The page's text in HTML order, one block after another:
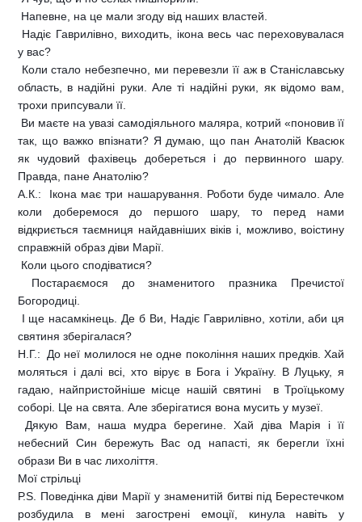
 Напевне, на це мали згоду від наших властей.
 Надіє Гаврилівно, виходить, ікона весь час переховувалася
у вас?
 Коли стало небезпечно, ми перевезли її аж в Станіславську
область, в надійні руки. Але ті надійні руки, як відомо вам,
трохи припсували її.
 Ви маєте на увазі самодіяльного маляра, котрий «поновив її
так, що важко впізнати? Я думаю, що пан Анатолій Квасюк
як чудовий фахівець добереться і до первинного шару.
Правда, пане Анатолію?
А.К.:  Ікона має три нашарування. Роботи буде чимало. Але
коли доберемося до першого шару, то перед нами
відкриється таємниця найдавніших віків і, можливо, воістину
справжній образ діви Марії.
 Коли цього сподіватися?
 Постараємося до знаменитого празника Пречистої
Богородиці.
 І ще насамкінець. Де б Ви, Надіє Гаврилівно, хотіли, аби ця
святиня зберігалася?
Н.Г.:  До неї молилося не одне покоління наших предків. Хай
моляться і далі всі, хто вірує в Бога і Україну. В Луцьку, я
гадаю, найпристойніше місце нашій святині  в Троїцькому
соборі. Це на свята. Але зберігатися вона мусить у музеї.
 Дякую Вам, наша мудра берегине. Хай діва Марія і її
небесний Син бережуть Вас од напасті, як берегли їхні
образи Ви в час лихоліття.
Мої стрільці
Р.S. Поведінка діви Марії у знаменитій битві під Берестечком
розбудила в мені загострені емоції, кинула навіть у